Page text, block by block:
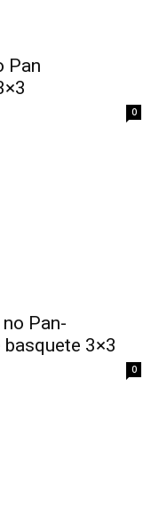
Pan
0
Pan-
3×3
0